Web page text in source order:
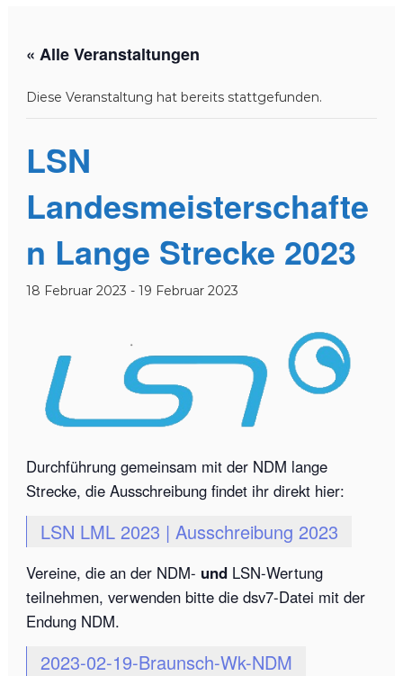
d
e
d
e
a
c
« Alle Veranstaltungen
Diese Veranstaltung hat bereits stattgefunden.
LSN
Landesmeisterschafte
n Lange Strecke 2023
18 Februar 2023 - 19 Februar 2023
Durchführung gemeinsam mit der NDM lange
Strecke, die Ausschreibung findet ihr direkt hier:
LSN LML 2023 | Ausschreibung 2023
Vereine, die an der NDM- undLSN-Wertung
teilnehmen, verwenden bitte die dsv7-Datei mit der
Endung NDM.
2023-02-19-Braunsch-Wk-NDM